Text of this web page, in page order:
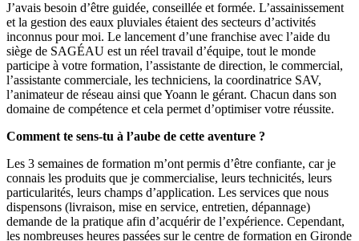
J’avais besoin d’être guidée, conseillée et formée. L’assainissement
et la gestion des eaux pluviales étaient des secteurs d’activités
inconnus pour moi. Le lancement d’une franchise avec l’aide du
siège de SAGÉAU est un réel travail d’équipe, tout le monde
participe à votre formation, l’assistante de direction, le commercial,
l’assistante commerciale, les techniciens, la coordinatrice SAV,
l’animateur de réseau ainsi que Yoann le gérant. Chacun dans son
domaine de compétence et cela permet d’optimiser votre réussite.
Comment te sens-tu à l’aube de cette aventure ?
Les 3 semaines de formation m’ont permis d’être confiante, car je
connais les produits que je commercialise, leurs technicités, leurs
particularités, leurs champs d’application. Les services que nous
dispensons (livraison, mise en service, entretien, dépannage)
demande de la pratique afin d’acquérir de l’expérience. Cependant,
les nombreuses heures passées sur le centre de formation en Gironde